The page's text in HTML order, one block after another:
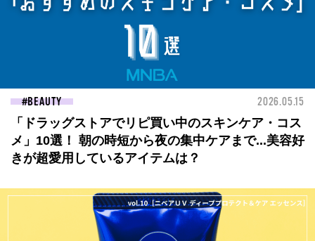
BEAUTY 2026.05.15
「ドラッグストアでリピ買い中のスキンケア・コス
メ」10選！ 朝の時短から夜の集中ケアまで...美容好
きが超愛用しているアイテムは？